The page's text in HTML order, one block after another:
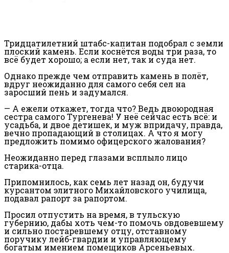
Тридцатилетний штабс-капитан подобрал с земли
плоский камень. Если коснётся воды три раза, то
всё будет хорошо; а если нет, так и суда нет.
Однако прежде чем отправить камень в полёт,
вдруг неожиданно для самого себя сел на
заросший пень и задумался.
— А ежели откажет, тогда что? Ведь двоюродная
сестра самого Тургенева! У неё сейчас есть всё: и
усадьба, и двое детишек, и муж впридачу, правда,
вечно пропадающий в столицах. А что я могу
предложить помимо офицерского жалования?
Неожиданно перед глазами всплыло лицо
старика-отца.
Припомнилось, как семь лет назад он, будучи
курсантом элитного Михайловского училища,
подавал рапорт за рапортом.
Просил отпустить на время, в тульскую
губернию, дабы хоть чем-то помочь овдовевшему
и сильно постаревшему отцу, отставному
поручику лейб-гвардии и управляющему
богатым имением помещиков Арсеньевых.